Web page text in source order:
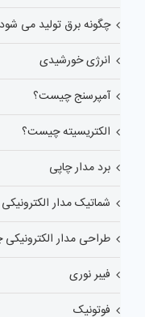
چگونه برق تولید می شود
انرژی خورشیدی
آمپرسنج چیست؟
الکتریسیته چیست؟
برد مدار چاپی
شماتیک مدار الکترونیکی
طراحی مدار
فیبر نوری
فوتونیک